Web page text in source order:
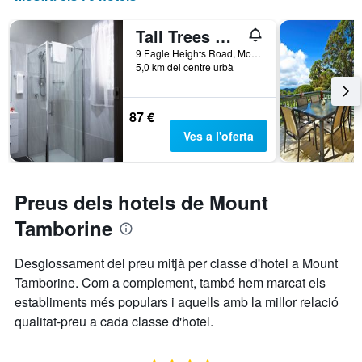
1
eix
X
que
mostra
categories
d'hotels
per
El
gràfic
té
eix
que
mostra
el
Tall Trees Motel
9 Eagle Heights Road, Mount Tamborine, QLD, Austràlia
5,0 km del centre urbà
87 €
Ves a l'oferta
Preus dels hotels de Mount
Tamborine
Desglossament del preu mitjà per classe d'hotel a Mount
Tamborine. Com a complement, també hem marcat els
establiments més populars i aquells amb la millor relació
qualitat-preu a cada classe d'hotel.